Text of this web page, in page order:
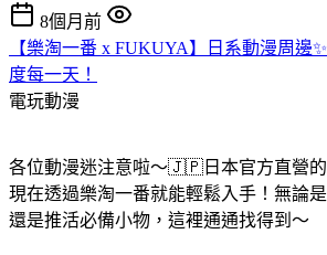
8個月前
【樂淘一番 x FUKUYA】日系動漫周邊
度每一天！
電玩動漫
各位動漫迷注意啦～🇯🇵日本官方直營
現在透過樂淘一番就能輕鬆入手！無論
還是推活必備小物，這裡通通找得到～